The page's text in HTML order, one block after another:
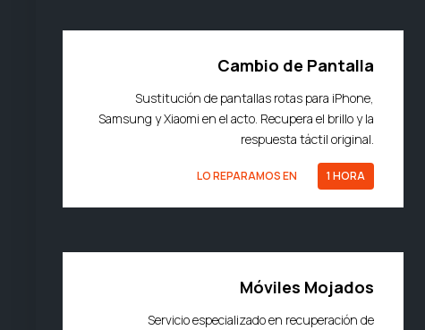
Cambio de Pantalla
Sustitución de pantallas rotas para iPhone,
Samsung y Xiaomi en el acto. Recupera el brillo y la
respuesta táctil original.
LO REPARAMOS EN 1 HORA
Móviles Mojados
Servicio especializado en recuperación de